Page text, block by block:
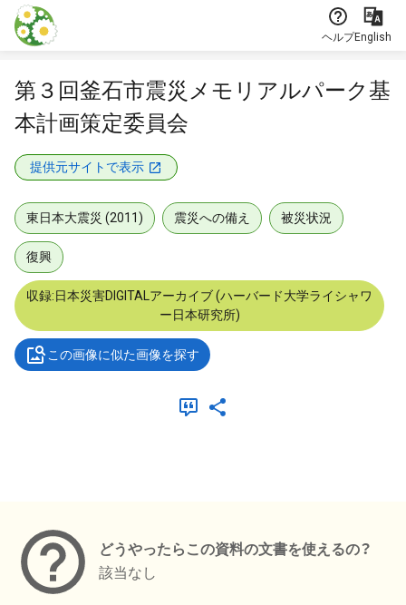
本文に飛ぶ
ヘルプEnglish
第３回釜石市震災メモリアルパーク基
本計画策定委員会
提供元サイトで表示
東日本大震災 (2011) 震災への備え 被災状況
復興
収録:日本災害DIGITALアーカイブ (ハーバード大学ライシャワ
ー日本研究所)
この画像に似た画像を探す
どうやったらこの資料の文書を使えるの？
該当なし